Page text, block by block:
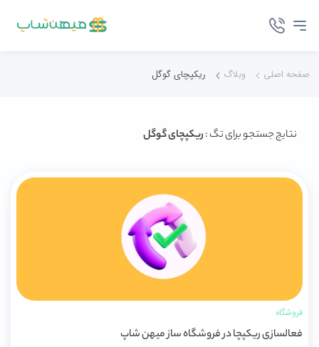
صفحه اصلی وبلاگ ریکپچای گوگل
نتایج جستجو برای تگ :ریکپچای گوگل
فروشگاه
فعالسازی ریکپچا در فروشگاه‌ ساز میهن شاپ